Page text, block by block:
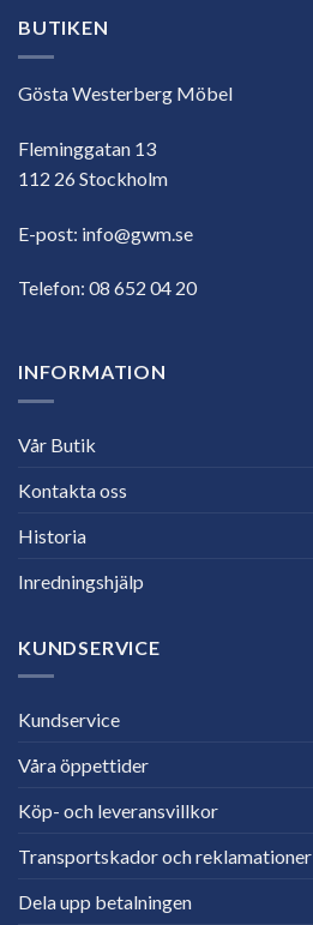
BUTIKEN
Gösta Westerberg Möbel
Fleminggatan 13
112 26 Stockholm
E-post: info@gwm.se
Telefon: 08 652 04 20
INFORMATION
Vår Butik
Kontakta oss
Historia
Inredningshjälp
KUNDSERVICE
Kundservice
Våra öppettider
Köp- och leveransvillkor
Transportskador och reklamationer
Dela upp betalningen